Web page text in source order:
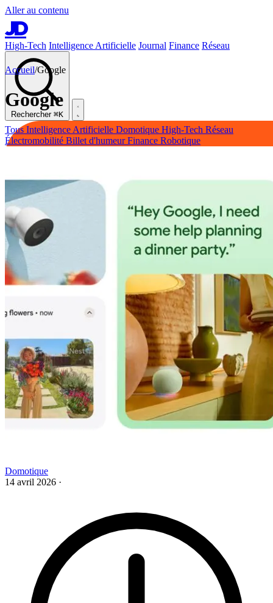
Aller au contenu
JD
High-Tech Intelligence Artificielle Journal Finance Réseau
Rechercher ⌘K
High-Tech Intelligence Artificielle Finance Réseau
Accueil/Google
Google
Tous Intelligence Artificielle Domotique High-Tech Réseau
Électromobilité Billet d'humeurFinance Robotique
Domotique
14 avril 2026 ·